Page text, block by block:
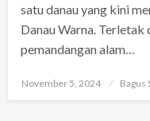
satu danau yang kini
Danau Warna. Terletak
pemandangan alam…
Posted
November 5, 2024 Bagus